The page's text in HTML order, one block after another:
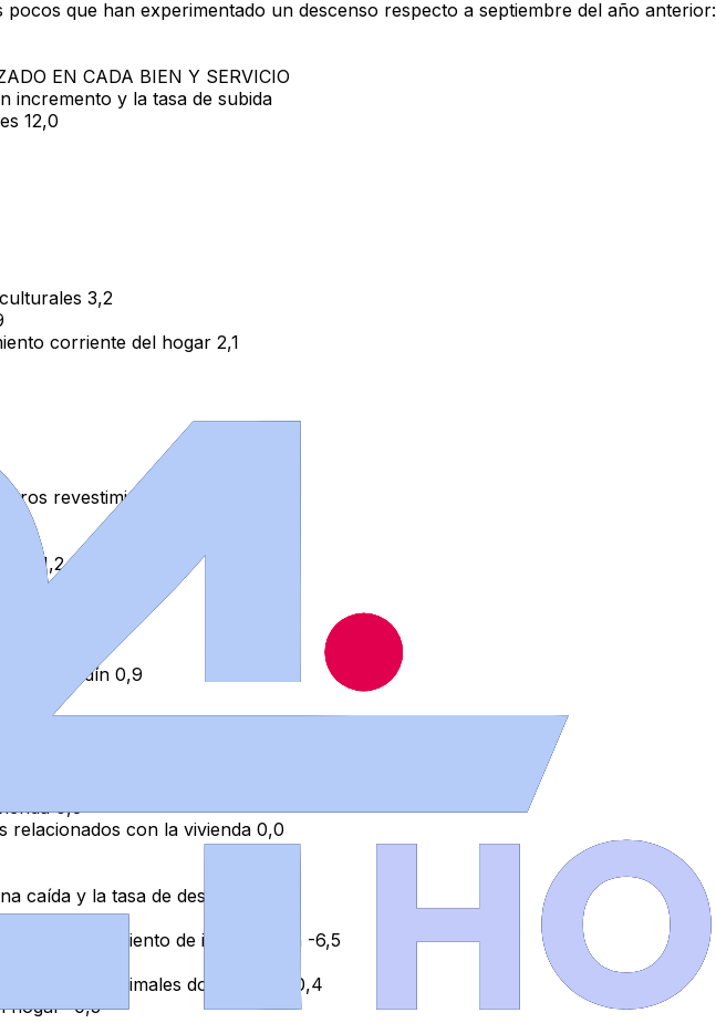
que han experimentado un descenso respecto a septiembre del año anterior:
EN CADA BIEN Y SERVICIO
incremento y la tasa de subida
12,0
3,2
corriente del hogar 2,1
revestimientos de suelos 1,6
1,2
1,0
y el jardín 0,9
0,3
relacionados con la vivienda 0,0
caída y la tasa de descenso
de procesamiento de información -6,5
y animales domésticos -0,4
hogar -0,3